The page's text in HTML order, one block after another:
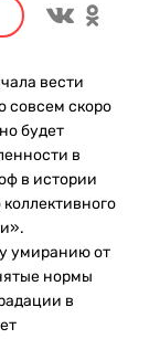
вести
совсем скоро
будет
в
в истории
умиранию от
нормы
в